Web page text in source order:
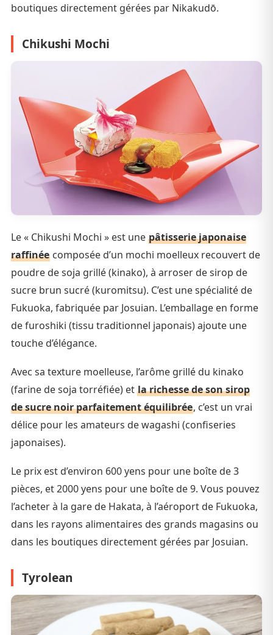
boutiques directement gérées par Nikakudō.
Chikushi Mochi
Le « Chikushi Mochi » est une pâtisserie japonaise
raffinée composée d’un mochi moelleux recouvert de
poudre de soja grillé (kinako), à arroser de sirop de
sucre brun sucré (kuromitsu). C’est une spécialité de
Fukuoka, fabriquée par Josuian. L’emballage en forme
de furoshiki (tissu traditionnel japonais) ajoute une
touche d’élégance.
Avec sa texture moelleuse, l’arôme grillé du kinako
(farine de soja torréfiée) et la richesse de son sirop
de sucre noir parfaitement équilibrée, c’est un vrai
délice pour les amateurs de wagashi (confiseries
japonaises).
Le prix est d’environ 600 yens pour une boîte de 3
pièces, et 2000 yens pour une boîte de 9. Vous pouvez
l’acheter à la gare de Hakata, à l’aéroport de Fukuoka,
dans les rayons alimentaires des grands magasins ou
dans les boutiques directement gérées par Josuian.
Tyrolean